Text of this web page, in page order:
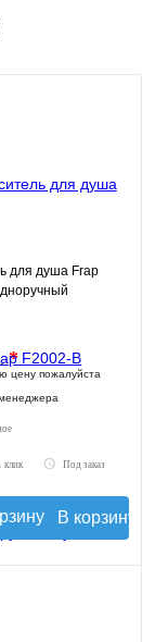
для душа Frap
*
цену пожалуйста
клик Под заказ
В корзину